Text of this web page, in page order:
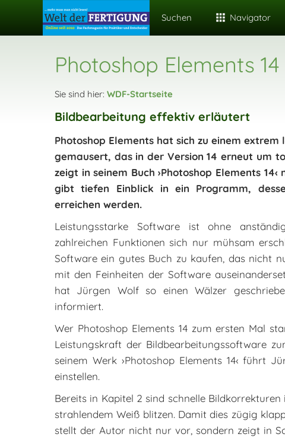
Suchen Navigator
Photoshop Elements 14
Sie sind hier: WDF-Startseite
Bildbearbeitung effektiv erläutert
Photoshop Elements hat sich zu einem
gemausert, das in der Version 14 erneut um
zeigt in seinem Buch ›Photoshop Elements
gibt tiefen Einblick in ein Programm,
erreichen werden.
Leistungsstarke Software ist ohne
zahlreichen Funktionen sich nur mühsam
Software ein gutes Buch zu kaufen, das nicht
mit den Feinheiten der Software
hat Jürgen Wolf so einen Wälzer
informiert.
Wer Photoshop Elements 14 zum ersten Mal
Leistungskraft der Bildbearbeitungssoftware
seinem Werk ›Photoshop Elements 14‹ führt
einstellen.
Bereits in Kapitel 2 sind schnelle
strahlendem Weiß blitzen. Damit dies zügig
stellt der Autor nicht nur vor, sondern zeigt in